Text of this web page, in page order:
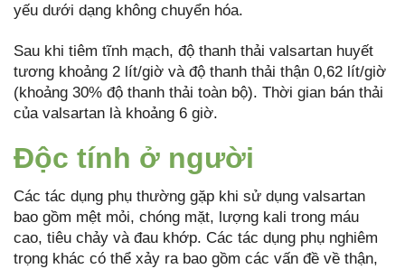
yếu dưới dạng không chuyển hóa.
Sau khi tiêm tĩnh mạch, độ thanh thải valsartan huyết
tương khoảng 2 lít/giờ và độ thanh thải thận 0,62 lít/giờ
(khoảng 30% độ thanh thải toàn bộ). Thời gian bán thải
của valsartan là khoảng 6 giờ.
Độc tính ở người
Các tác dụng phụ thường gặp khi sử dụng valsartan
bao gồm mệt mỏi, chóng mặt, lượng kali trong máu
cao, tiêu chảy và đau khớp. Các tác dụng phụ nghiêm
trọng khác có thể xảy ra bao gồm các vấn đề về thận,